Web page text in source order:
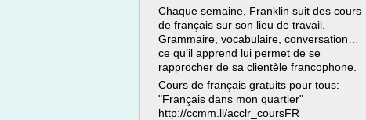
Chaque semaine, Franklin suit des cours
de français sur son lieu de travail.
Grammaire, vocabulaire, conversation…
ce qu’il apprend lui permet de se
rapprocher de sa clientèle francophone.
Cours de français gratuits pour tous:
"Français dans mon quartier"
http://ccmm.li/acclr_coursFR